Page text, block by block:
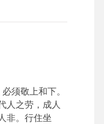
敬上和下。
人之劳，成人
非。行住坐